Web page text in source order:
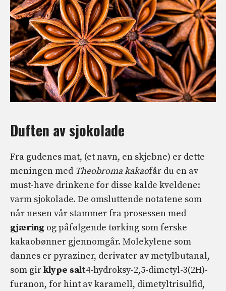
Duften av sjokolade
Fra gudenes mat, (et navn, en skjebne) er dette
meningen med Theobroma kakaofår du en av
must-have drinkene for disse kalde kveldene:
varm sjokolade. De omsluttende notatene som
når nesen vår stammer fra prosessen med
gjæring og påfølgende tørking som ferske
kakaobønner gjennomgår. Molekylene som
dannes er pyraziner, derivater av metylbutanal,
som girklype salt4-hydroksy-2,5-dimetyl-3(2H)-
furanon, for hint av karamell, dimetyltrisulfid,